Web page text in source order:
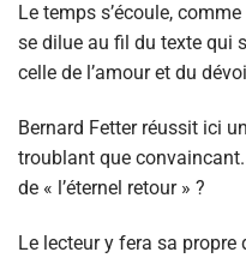
Le temps s’écoule,
se dilue au fil du texte qui
celle de l’amour et du
Bernard Fetter réussit ici
troublant que
de « l’éternel retour » ?
Le lecteur y fera sa